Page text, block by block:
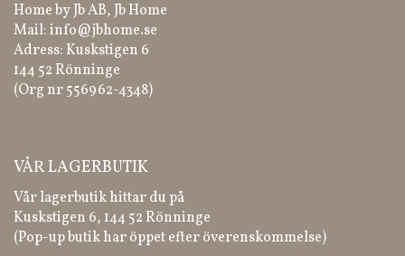
Home by Jb AB, Jb Home
Mail:info@jbhome.se
Adress: Kuskstigen 6
144 52 Rönninge
(Org nr 556962-4348)
VÅR LAGERBUTIK
Vår lagerbutik hittar du på
Kuskstigen 6, 144 52 Rönninge
(Pop-up butik har öppet efter överenskommelse)